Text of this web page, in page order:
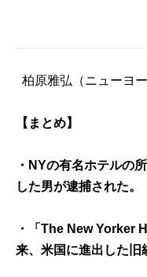
柏原雅弘 （ニューヨ
【まとめ】
・NYの有名ホテルの
した男が逮捕された。
・「The New Yorker
来、米国に進出した旧